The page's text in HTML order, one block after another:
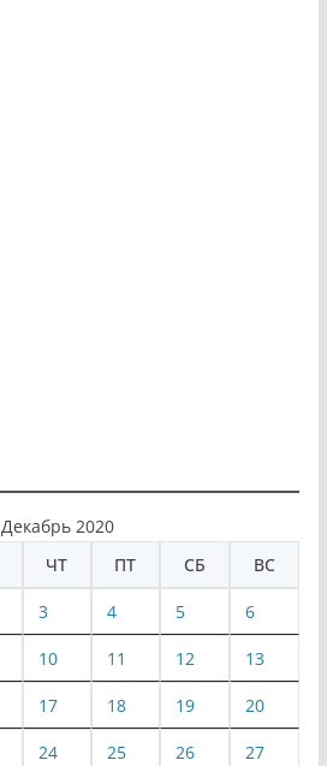
Декабрь 2020
ЧТ ПТ СБ ВС
3 4 5 6
10 11 12 13
17 18 19 20
24 25 26 27